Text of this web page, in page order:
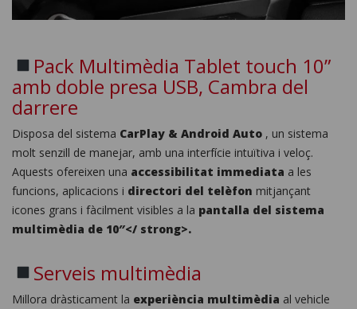
Pack Multimèdia Tablet touch 10”
amb doble presa USB, Cambra del
darrere
Disposa del sistema CarPlay & Android Auto , un sistema
molt senzill de manejar, amb una interfície intuïtiva i veloç.
Aquests ofereixen una accessibilitat immediata a les
funcions, aplicacions i directori del telèfon mitjançant
icones grans i fàcilment visibles a la pantalla del sistema
multimèdia de 10″</ strong>.
Serveis multimèdia
Millora dràsticament la experiència multimèdia al vehicle